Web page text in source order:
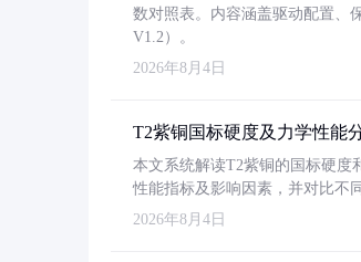
数对照表。内容涵盖驱动配置、
V1.2）。
2026年8月4日
T2紫铜国标硬度及力学性能
本文系统解读T2紫铜的国标硬度
性能指标及影响因素，并对比不
2026年8月4日